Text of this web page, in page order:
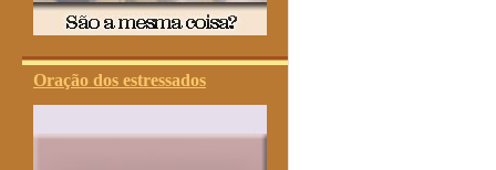
Oração dos estressados